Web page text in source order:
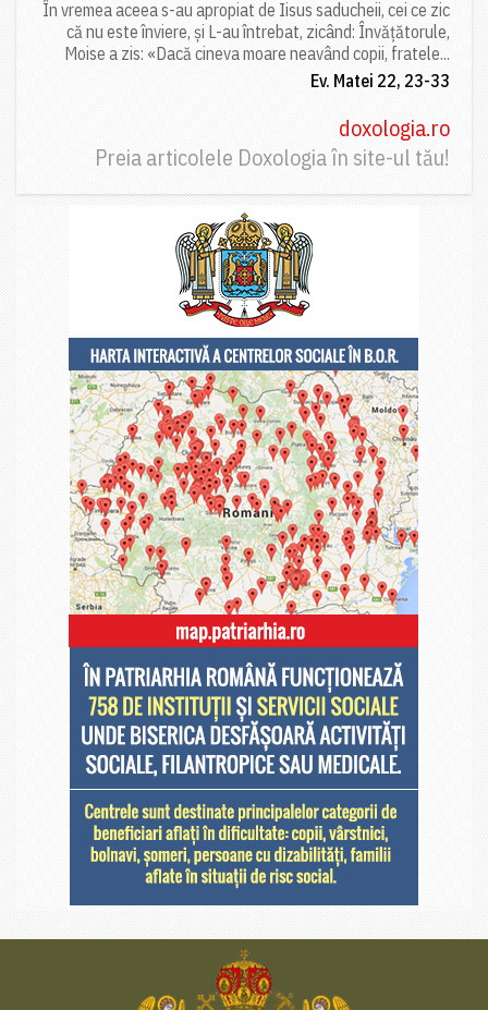
În vremea aceea s-au apropiat de Iisus saducheii, cei ce zic
că nu este înviere, și L-au întrebat, zicând: Învățătorule,
Moise a zis: «Dacă cineva moare neavând copii, fratele...
Ev. Matei 22, 23-33
doxologia.ro
Preia articolele Doxologia în site-ul tău!